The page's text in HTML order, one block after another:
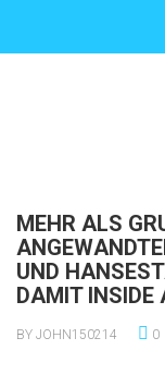
MEHR ALS
UND
DAMIT INSIDE
BY JOHN150214 0